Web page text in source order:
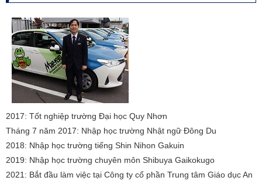
​2017: Tốt nghiệp trường Đại học Quy Nhơn
Tháng 7 năm 2017: Nhập học trường Nhật ngữ Đông Du
2018: Nhập học trường tiếng Shin Nihon Gakuin
2019: Nhập học trường chuyên môn Shibuya Gaikokugo
2021: Bắt đầu làm việc tại Công ty cổ phần Trung tâm Giáo dục An